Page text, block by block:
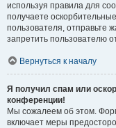
используя правила для
получаете
пользователя, отправьте
запретить пользователю
Вернуться к началу
Я получил спам или
конференции!
Мы сожалеем об этом.
включает меры